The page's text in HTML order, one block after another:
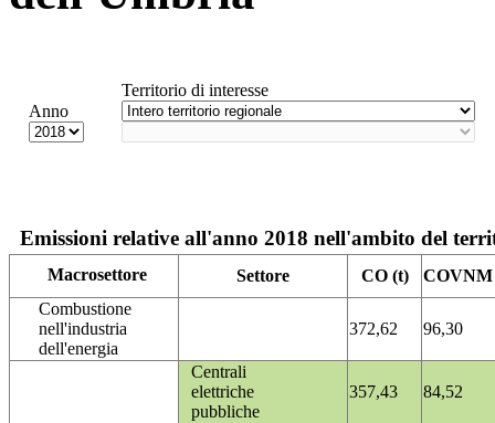
Anno
Territorio di interesse
Emissioni relative all'anno 2018 nell'ambito del
Macrosettore Settore CO (t)
COVNM
Combustione
nell'industria
dell'energia
372,62 96,30
Centrali
elettriche
pubbliche
357,43 84,52